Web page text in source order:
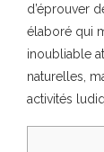
d’éprouver
élaboré qui
inoubliable
naturelles,
activités